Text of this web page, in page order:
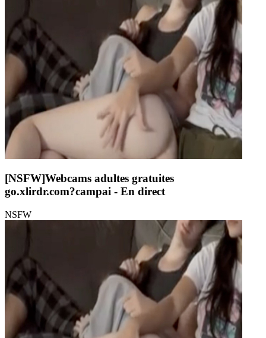
[NSFW]Webcams adultes gratuites
go.xlirdr.com?campai - En direct
NSFW